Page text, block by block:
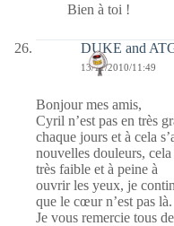
Bien à toi !
DUKE and
13/11/2010/11:49
Bonjour mes amis,
Cyril n’est pas en très
chaque jours et à cela
nouvelles douleurs,
très faible et à peine à
ouvrir les yeux, je
que le cœur n’est pas là.
Je vous remercie tous